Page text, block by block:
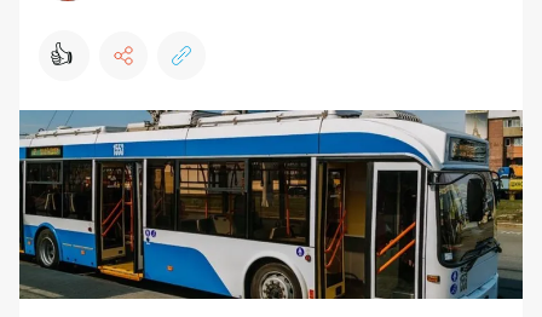
👍